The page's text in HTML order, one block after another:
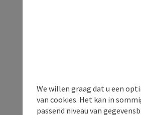
We willen graag dat u een
van cookies. Het kan in
passend niveau van